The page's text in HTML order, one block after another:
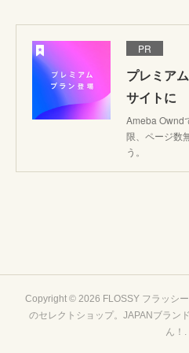
PR
プレミア
サイトに
Ameba Ownd
限、ページ数
う。
Copyright © 2026 FLOSSY フラッシ
のセレクトショップ。JAPANブラン
ん！ .